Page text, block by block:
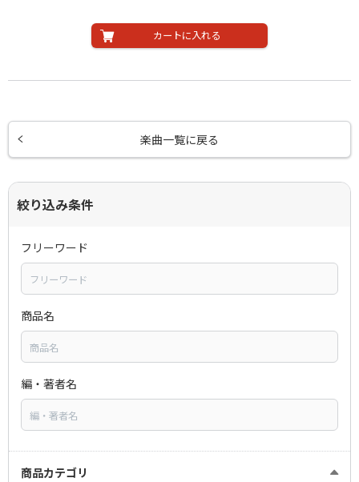
カートに入れる
楽曲一覧に戻る
絞り込み条件
フリーワード
商品名
編・著者名
商品カテゴリ